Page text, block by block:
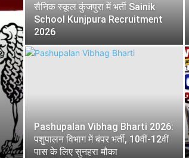
सैनिक स्कूल कुंजपुरा में भर्ती Sainik
School Kunjpura Recruitment
2026
Pashupalan Vibhag Bharti 2026:
पशुपालन विभाग में बंपर भर्ती, 10वीं-12वीं
पास के लिए सुनहरा मौका